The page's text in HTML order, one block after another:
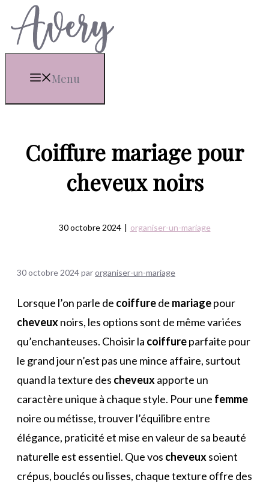
Aller
au
contenu
Menu
Coiffure mariage pour
cheveux noirs
30 octobre 2024 | organiser-un-mariage
30 octobre 2024parorganiser-un-mariage
Lorsque l’on parle de coiffurede mariagepour
cheveuxnoirs, les options sont de même variées
qu’enchanteuses. Choisir la coiffureparfaite pour
le grand jour n’est pas une mince affaire, surtout
quand la texture des cheveuxapporte un
caractère unique à chaque style. Pour une femme
noire ou métisse, trouver l’équilibre entre
élégance, praticité et mise en valeur de sa beauté
naturelle est essentiel. Que vos cheveuxsoient
crépus, bouclés ou lisses, chaque texture offre des